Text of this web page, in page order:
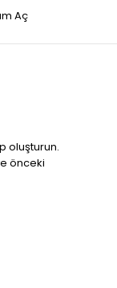
Aç
oluşturun.
önceki